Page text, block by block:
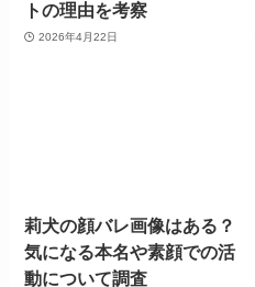
トの理由を考察
2026年4月22日
莉犬の顔バレ画像はある？
気になる本名や素顔での活
動について調査